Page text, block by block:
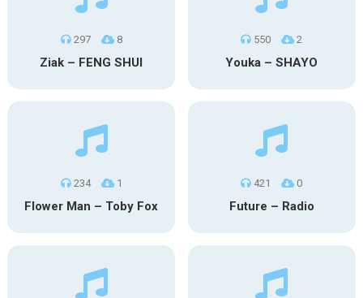
297 8
Ziak – FENG SHUI
550 2
Youka – SHAYO
234 1
Flower Man – Toby Fox
421 0
Future – Radio